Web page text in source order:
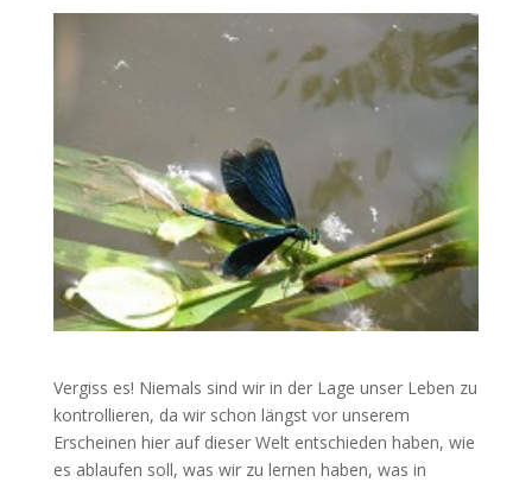
Vergiss es! Niemals sind wir in der Lage unser Leben zu
kontrollieren, da wir schon längst vor unserem
Erscheinen hier auf dieser Welt entschieden haben, wie
es ablaufen soll, was wir zu lernen haben, was in